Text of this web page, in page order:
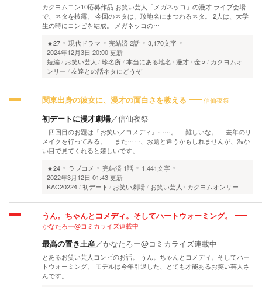
カクヨムコン10応募作品 お笑い芸人「メガネッコ」の漫才 ライブ会場
で、ネタを披露。 今回のネタは、珍地名にまつわるネタ。 2人は、大学
生の時にコンビを結成。 メガネッコの…
★27
現代ドラマ 完結済2話
3,170文字
2024年12月3日 20:00 更新
短編
お笑い芸人 珍名所 本当にある地名 漫才 金⚪︎
カクヨムオ
ンリー
友達との話ネタにどうぞ
関東出身の彼女に、漫才の面白さを教える 信仙夜祭
初デートに漫才劇場／信仙夜祭
四回目のお題は『お笑い／コメディ』……。 難しいな。 去年のリ
メイクを行ってみる。 また……、お題と違うかもしれませんが、温か
い目で見てくれると嬉しいです。
★24
ラブコメ 完結済 1話
1,441文字
2022年3月12日 01:43 更新
KAC20224 初デート お笑い劇場 お笑い芸人 カクヨムオンリー
うん。ちゃんとコメディ。そしてハートウォーミング。
かなたろー@コミカライズ連載中
最高の置き土産／かなたろー@コミカライズ連載中
とあるお笑い芸人コンビのお話。 うん。ちゃんとコメディ。そしてハー
トウォーミング。 モデルは今年引退した、とても才能あるお笑い芸人さ
んです。